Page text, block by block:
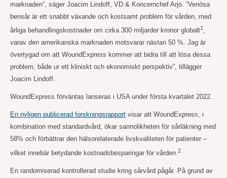
marknaden“, säger Joacim Lindoff, VD & Koncernchef Arjo. ”Venösa
bensår är ett snabbt växande och kostsamt problem för vården, med
årliga behandlingskostnader om cirka 300 miljarder kronor globalt1 ,
varav den amerikanska marknaden motsvarar nästan 50 %. Jag är
övertygad om att WoundExpress kommer att bidra till att lösa dessa
problem, både ur ett kliniskt och ekonomiskt perspektiv”, tillägger
Joacim Lindoff.
WoundExpress förväntas lanseras i USA under första kvartalet 2022.
En nyligen publicerad forskningsrapport visar att WoundExpress, i
kombination med standardvård, ökar sannolikheten för sårläkning med
58% och förbättrar den hälsorelaterade livskvaliteten för patienter –
vilket innebär betydande kostnadsbesparingar för vården. 2
En randomiserad kontrollerad studie kring sårvård pågår. På grund av